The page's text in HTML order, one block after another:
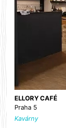
ELLORY CAFÉ
Praha 5
Kavárny